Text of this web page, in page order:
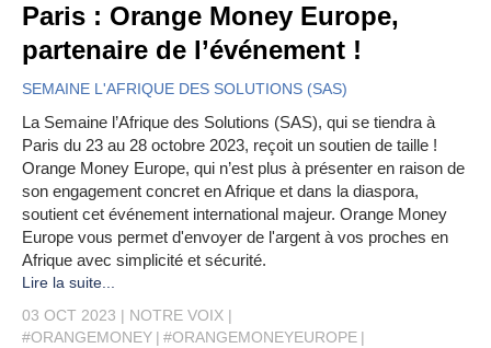
Paris : Orange Money Europe,
partenaire de l’événement !
SEMAINE L'AFRIQUE DES SOLUTIONS (SAS)
La Semaine l’Afrique des Solutions (SAS), qui se tiendra à
Paris du 23 au 28 octobre 2023, reçoit un soutien de taille !
Orange Money Europe, qui n’est plus à présenter en raison de
son engagement concret en Afrique et dans la diaspora,
soutient cet événement international majeur. Orange Money
Europe vous permet d'envoyer de l'argent à vos proches en
Afrique avec simplicité et sécurité.
Lire la suite...
03 OCT 2023
NOTRE VOIX
#ORANGEMONEY
#ORANGEMONEYEUROPE